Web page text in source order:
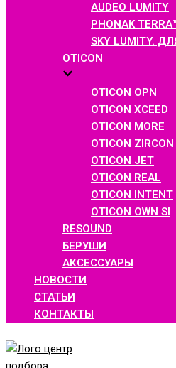
AUDEO LUMITY
PHONAK
SKY LUMITY.
OTICON
OTICON OPN
OTICON XCEED
OTICON MORE
OTICON ZIRCON
OTICON JET
OTICON REAL
OTICON INTENT
OTICON OWN SI
RESOUND
БЕРУШИ
АКСЕССУАРЫ
НОВОСТИ
СТАТЬИ
КОНТАКТЫ